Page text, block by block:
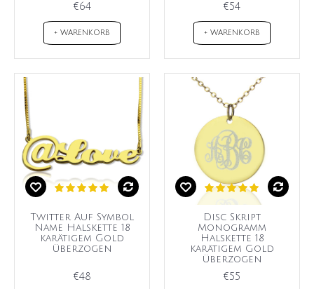
€64
+ WARENKORB
€54
+ WARENKORB
Twitter Auf Symbol
Name Halskette 18
karätigem Gold
überzogen
€48
Disc Skript
Monogramm
Halskette 18
karätigem Gold
überzogen
€55